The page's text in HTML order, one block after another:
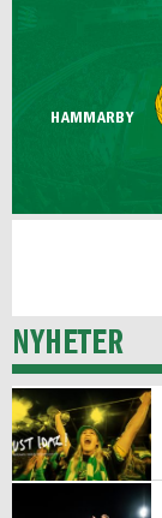
HAMMARBY
NYHETER